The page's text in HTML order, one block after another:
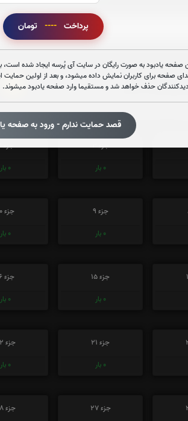
پرداخت ---- تومان
صفحه یادبود به صورت رایگان در سایت آی پُرسه ایجاد شده
صفحه برای کاربران نمایش داده میشود، و بعد از اولین
حذف خواهد شد و مستقیما وارد صفحه یادبود میشوند.
قصد حمایت ندارم - ورود به صفحه
تعداد دفعات ختم قران: 0
در ختم قرآن کریم پیشنهاد میشود حضرتعالی
جزء 3
0 بار
جزء 4
0 بار
جزء 9
0 بار
جزء 10
0 بار
جزء 15
0 بار
جزء 16
0 بار
جزء 21
0 بار
جزء 22
0 بار
جزء 27
جزء 28